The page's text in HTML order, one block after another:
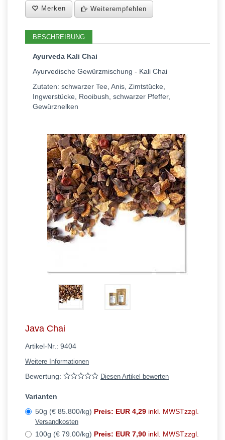
Merken Weiterempfehlen
BESCHREIBUNG
Ayurveda Kali Chai
Ayurvedische Gewürzmischung - Kali Chai
Zutaten: schwarzer Tee, Anis, Zimtstücke,
Ingwerstücke, Rooibush, schwarzer Pfeffer,
Gewürznelken
Java Chai
Artikel-Nr.: 9404
Weitere Informationen
Bewertung: Diesen Artikel bewerten
Varianten
50g (€ 85.800/kg) Preis: EUR 4,29 inkl. MWSTzzgl.
Versandkosten
100g (€ 79.00/kg) Preis: EUR 7,90 inkl. MWSTzzgl.